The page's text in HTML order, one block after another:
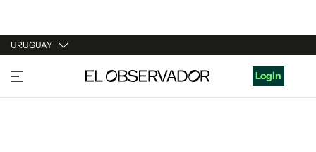
URUGUAY
URUGUAY
ARGENTINA
Login